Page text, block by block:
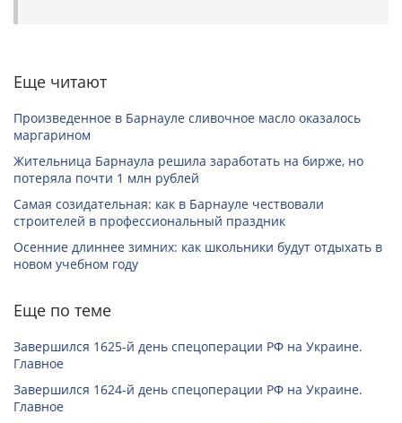
Еще читают
Произведенное в Барнауле сливочное масло оказалось
маргарином
Жительница Барнаула решила заработать на бирже, но
потеряла почти 1 млн рублей
Самая созидательная: как в Барнауле чествовали
строителей в профессиональный праздник
Осенние длиннее зимних: как школьники будут отдыхать в
новом учебном году
Еще по теме
Завершился 1625-й день спецоперации РФ на Украине.
Главное
Завершился 1624-й день спецоперации РФ на Украине.
Главное